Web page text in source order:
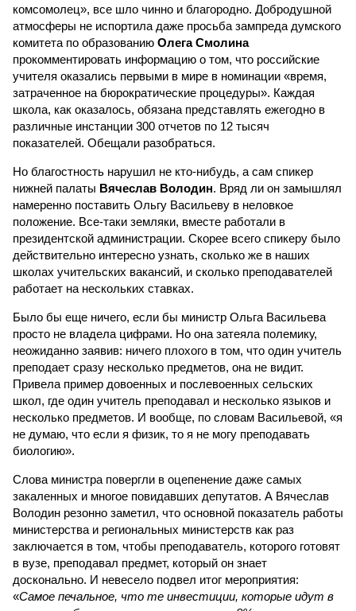
комсомолец», все шло чинно и благородно. Добродушной
атмосферы не испортила даже просьба зампреда думского
комитета по образованию Олега Смолина
прокомментировать информацию о том, что российские
учителя оказались первыми в мире в номинации «время,
затраченное на бюрократические процедуры». Каждая
школа, как оказалось, обязана представлять ежегодно в
различные инстанции 300 отчетов по 12 тысяч
показателей. Обещали разобраться.
Но благостность нарушил не кто-нибудь, а сам спикер
нижней палаты Вячеслав Володин. Вряд ли он замышлял
намеренно поставить Ольгу Васильеву в неловкое
положение. Все-таки земляки, вместе работали в
президентской администрации. Скорее всего спикеру было
действительно интересно узнать, сколько же в наших
школах учительских вакансий, и сколько преподавателей
работает на нескольких ставках.
Было бы еще ничего, если бы министр Ольга Васильева
просто не владела цифрами. Но она затеяла полемику,
неожиданно заявив: ничего плохого в том, что один учитель
преподает сразу несколько предметов, она не видит.
Привела пример довоенных и послевоенных сельских
школ, где один учитель преподавал и несколько языков и
несколько предметов. И вообще, по словам Васильевой, «я
не думаю, что если я физик, то я не могу преподавать
биологию».
Слова министра повергли в оцепенение даже самых
закаленных и многое повидавших депутатов. А Вячеслав
Володин резонно заметил, что основной показатель работы
министерства и региональных министерств как раз
заключается в том, чтобы преподаватель, которого готовят
в вузе, преподавал предмет, который он знает
досконально. И невесело подвел итог мероприятия:
«Самое печальное, что те инвестиции, которые идут в